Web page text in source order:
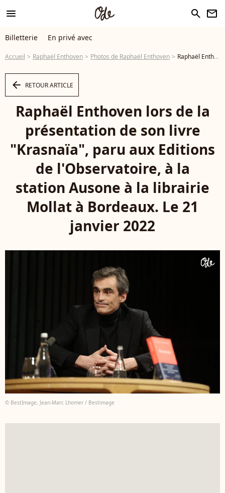
menu search newsletter
Billetterie En privé avec
Accueil Raphaël Enthoven Photos de Raphaël Enthoven Raphaël Enthoven lors de la présentation de son livre "Krasnaïa", paru aux Editions de l'Observatoire, à la station Ausone à la librairie Mollat à Bordeaux. Le 21 janvier 2022 © Jean-Marc Lhomer / Bestimage - Photo
arrow_left RETOUR ARTICLE
Raphaël Enthoven lors de la
présentation de son livre
"Krasnaïa", paru aux Editions
de l'Observatoire, à la
station Ausone à la librairie
Mollat à Bordeaux. Le 21
janvier 2022
© BestImage, Jean-Marc Lhomer / Bestimage